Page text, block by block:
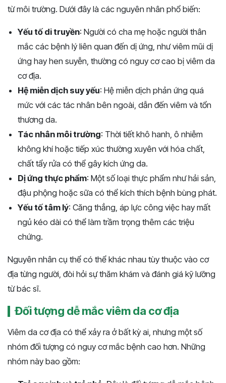
từ môi trường. Dưới đây là các nguyên nhân phổ biến:
Yếu tố di truyền: Người có cha mẹ hoặc người thân
mắc các bệnh lý liên quan đến dị ứng, như viêm mũi dị
ứng hay hen suyễn, thường có nguy cơ cao bị viêm da
cơ địa.
Hệ miễn dịch suy yếu: Hệ miễn dịch phản ứng quá
mức với các tác nhân bên ngoài, dẫn đến viêm và tổn
thương da.
Tác nhân môi trường: Thời tiết khô hanh, ô nhiễm
không khí hoặc tiếp xúc thường xuyên với hóa chất,
chất tẩy rửa có thể gây kích ứng da.
Dị ứng thực phẩm: Một số loại thực phẩm như hải sản,
đậu phộng hoặc sữa có thể kích thích bệnh bùng phát.
Yếu tố tâm lý: Căng thẳng, áp lực công việc hay mất
ngủ kéo dài có thể làm trầm trọng thêm các triệu
chứng.
Nguyên nhân cụ thể có thể khác nhau tùy thuộc vào cơ
địa từng người, đòi hỏi sự thăm khám và đánh giá kỹ lưỡng
từ bác sĩ​​​.
Đối tượng dễ mắc viêm da cơ địa
Viêm da cơ địa có thể xảy ra ở bất kỳ ai, nhưng một số
nhóm đối tượng có nguy cơ mắc bệnh cao hơn. Những
nhóm này bao gồm: